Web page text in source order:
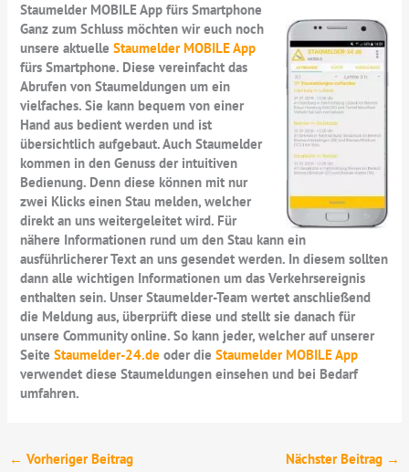
Staumelder MOBILE App fürs Smartphone
Ganz zum Schluss möchten wir euch noch
unsere aktuelleStaumelder MOBILE App
fürs Smartphone. Diese vereinfacht das
Abrufen von Staumeldungen um ein
vielfaches. Sie kann bequem von einer
Hand aus bedient werden und ist
übersichtlich aufgebaut. Auch Staumelder
kommen in den Genuss der intuitiven
Bedienung. Denn diese können mit nur
zwei Klicks einen Stau melden, welcher
direkt an uns weitergeleitet wird. Für
nähere Informationen rund um den Stau kann ein
ausführlicherer Text an uns gesendet werden. In diesem sollten
dann alle wichtigen Informationen um das Verkehrsereignis
enthalten sein. Unser Staumelder-Team wertet anschließend
die Meldung aus, überprüft diese und stellt sie danach für
unsere Community online. So kann jeder, welcher auf unserer
SeiteStaumelder-24.de oder dieStaumelder MOBILE App
verwendet diese Staumeldungen einsehen und bei Bedarf
umfahren.
← Vorheriger Beitrag Nächster Beitrag →